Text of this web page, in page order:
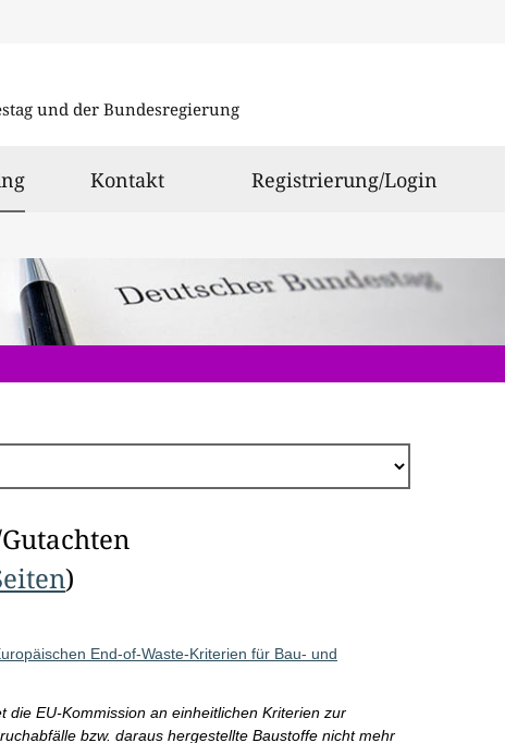
und der Bundesregierung
ausgewählt
Kontakt Registrierung/Login
)
End-of-Waste-Kriterien für Bau- und
EU-Kommission an einheitlichen Kriterien zur
bzw. daraus hergestellte Baustoffe nicht mehr